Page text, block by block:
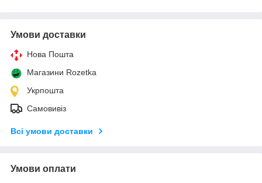
Умови доставки
Нова Пошта
Магазини Rozetka
Укрпошта
Самовивіз
Всі умови доставки
Умови оплати